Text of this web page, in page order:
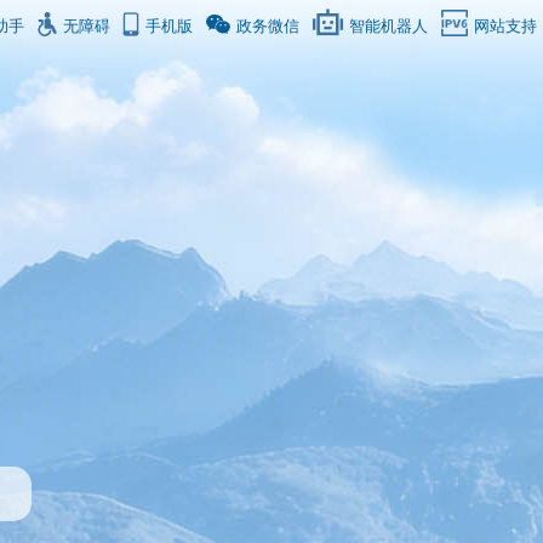
手 无障碍 手机版 政务微信 智能机器人 网站支持